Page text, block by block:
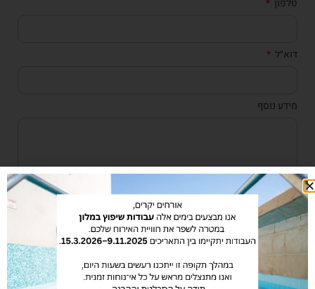
טלפון
דוא״ל
מידע נוסף
אני מאשר/ת את מסירת הפרטים מרצוני החופשי והשימוש
בהם כדי ליצור איתי קשר, לרבות צרכים סטטיסטיים. השליחה
מאשרת את מדיניות הפרטיות של האתר.
שליחה